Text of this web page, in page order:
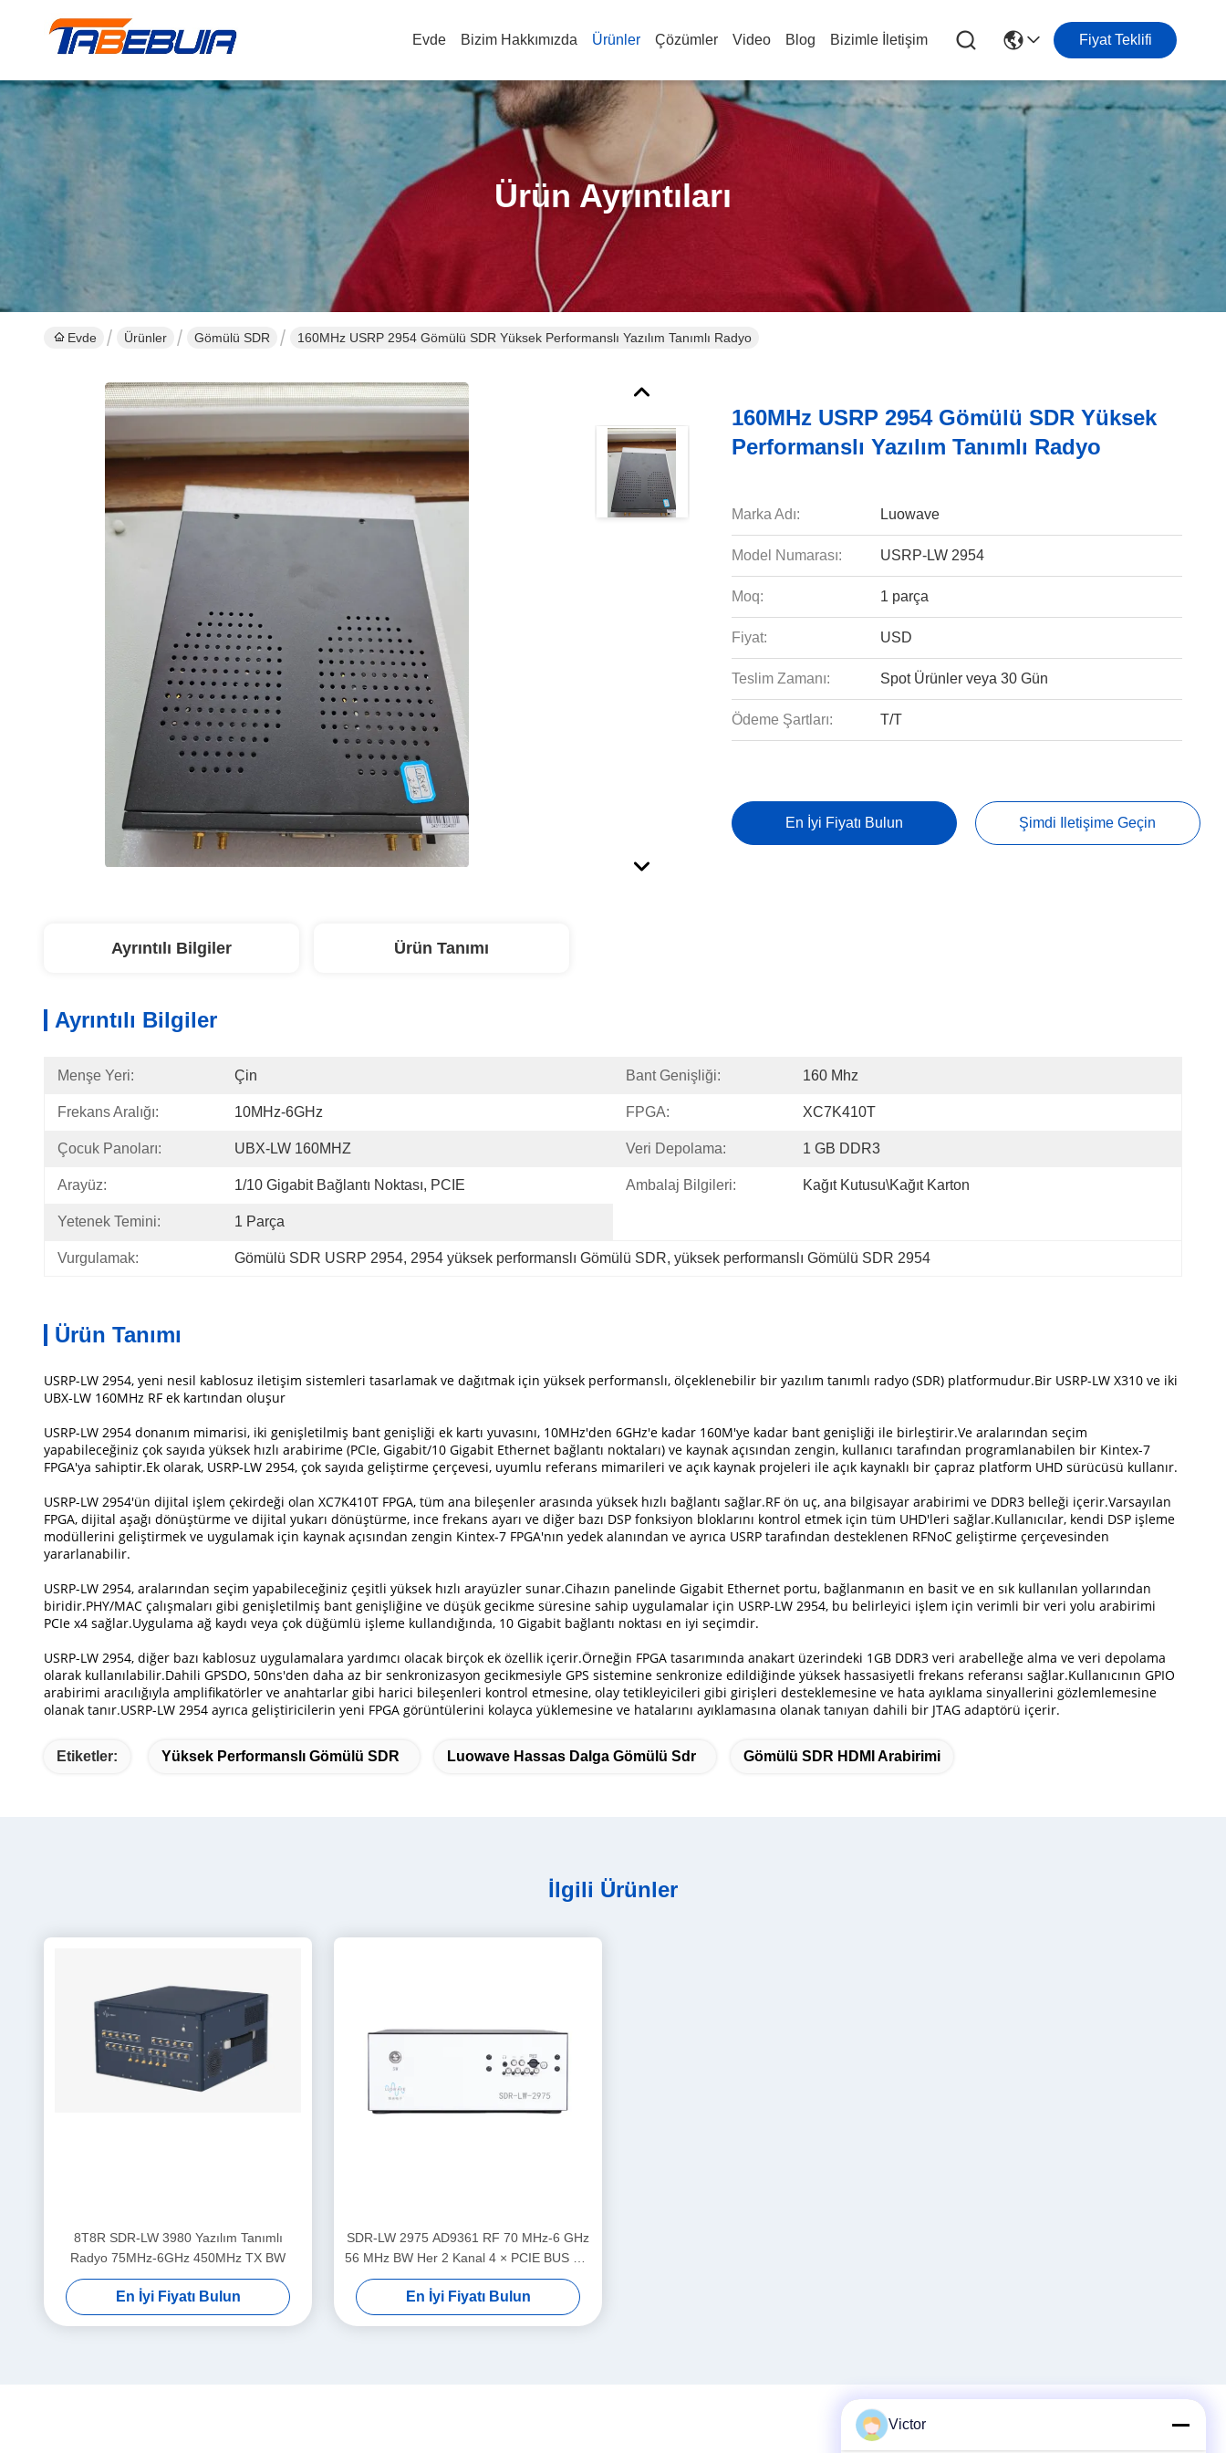
Evde Bizim Hakkımızda Ürünler Çözümler Video Blog Bizimle İletişim Fiyat Teklifi
Ürün Ayrıntıları
Evde Ürünler Gömülü SDR 160MHz USRP 2954 Gömülü SDR Yüksek Performanslı Yazılım Tanımlı Radyo
160MHz USRP 2954 Gömülü SDR Yüksek
Performanslı Yazılım Tanımlı Radyo
Marka Adı: Luowave
Model Numarası: USRP-LW 2954
Moq: 1 parça
Fiyat: USD
Teslim Zamanı: Spot Ürünler veya 30 Gün
Ödeme Şartları: T/T
En İyi Fiyatı Bulun Şimdi Iletişime Geçin
Ayrıntılı Bilgiler Ürün Tanımı
Ayrıntılı Bilgiler
Menşe Yeri: Çin Bant Genişliği: 160 Mhz
Frekans Aralığı: 10MHz-6GHz FPGA: XC7K410T
Çocuk Panoları: UBX-LW 160MHZ Veri Depolama: 1 GB DDR3
Arayüz: 1/10 Gigabit Bağlantı Noktası, PCIE Ambalaj Bilgileri: Kağıt Kutusu\Kağıt Karton
Yetenek Temini: 1 Parça
Vurgulamak: Gömülü SDR USRP 2954, 2954 yüksek performanslı Gömülü SDR, yüksek performanslı Gömülü SDR 2954
Ürün Tanımı
USRP-LW 2954, yeni nesil kablosuz iletişim sistemleri tasarlamak ve dağıtmak için yüksek performanslı, ölçeklenebilir bir yazılım tanımlı radyo (SDR) platformudur.Bir USRP-LW X310 ve iki
UBX-LW 160MHz RF ek kartından oluşur
USRP-LW 2954 donanım mimarisi, iki genişletilmiş bant genişliği ek kartı yuvasını, 10MHz'den 6GHz'e kadar 160M'ye kadar bant genişliği ile birleştirir.Ve aralarından seçim
yapabileceğiniz çok sayıda yüksek hızlı arabirime (PCIe, Gigabit/10 Gigabit Ethernet bağlantı noktaları) ve kaynak açısından zengin, kullanıcı tarafından programlanabilen bir Kintex-7
FPGA'ya sahiptir.Ek olarak, USRP-LW 2954, çok sayıda geliştirme çerçevesi, uyumlu referans mimarileri ve açık kaynak projeleri ile açık kaynaklı bir çapraz platform UHD sürücüsü kullanır.
USRP-LW 2954'ün dijital işlem çekirdeği olan XC7K410T FPGA, tüm ana bileşenler arasında yüksek hızlı bağlantı sağlar.RF ön uç, ana bilgisayar arabirimi ve DDR3 belleği içerir.Varsayılan
FPGA, dijital aşağı dönüştürme ve dijital yukarı dönüştürme, ince frekans ayarı ve diğer bazı DSP fonksiyon bloklarını kontrol etmek için tüm UHD'leri sağlar.Kullanıcılar, kendi DSP işleme
modüllerini geliştirmek ve uygulamak için kaynak açısından zengin Kintex-7 FPGA'nın yedek alanından ve ayrıca USRP tarafından desteklenen RFNoC geliştirme çerçevesinden
yararlanabilir.
USRP-LW 2954, aralarından seçim yapabileceğiniz çeşitli yüksek hızlı arayüzler sunar.Cihazın panelinde Gigabit Ethernet portu, bağlanmanın en basit ve en sık kullanılan yollarından
biridir.PHY/MAC çalışmaları gibi genişletilmiş bant genişliğine ve düşük gecikme süresine sahip uygulamalar için USRP-LW 2954, bu belirleyici işlem için verimli bir veri yolu arabirimi
PCIe x4 sağlar.Uygulama ağ kaydı veya çok düğümlü işleme kullandığında, 10 Gigabit bağlantı noktası en iyi seçimdir.
USRP-LW 2954, diğer bazı kablosuz uygulamalara yardımcı olacak birçok ek özellik içerir.Örneğin FPGA tasarımında anakart üzerindeki 1GB DDR3 veri arabelleğe alma ve veri depolama
olarak kullanılabilir.Dahili GPSDO, 50ns'den daha az bir senkronizasyon gecikmesiyle GPS sistemine senkronize edildiğinde yüksek hassasiyetli frekans referansı sağlar.Kullanıcının GPIO
arabirimi aracılığıyla amplifikatörler ve anahtarlar gibi harici bileşenleri kontrol etmesine, olay tetikleyicileri gibi girişleri desteklemesine ve hata ayıklama sinyallerini gözlemlemesine
olanak tanır.USRP-LW 2954 ayrıca geliştiricilerin yeni FPGA görüntülerini kolayca yüklemesine ve hatalarını ayıklamasına olanak tanıyan dahili bir JTAG adaptörü içerir.
Etiketler: Yüksek Performanslı Gömülü SDR Luowave Hassas Dalga Gömülü Sdr Gömülü SDR HDMI Arabirimi
İlgili Ürünler
8T8R SDR-LW 3980 Yazılım Tanımlı
Radyo 75MHz-6GHz 450MHz TX BW
En İyi Fiyatı Bulun
SDR-LW 2975 AD9361 RF 70 MHz-6 GHz
56 MHz BW Her 2 Kanal 4 × PCIE BUS 2 ×
USB 3.0 i7 İşlemci USRP Entegre Yazılım
Tanımlı Radyo Cihazı
En İyi Fiyatı Bulun
Victor